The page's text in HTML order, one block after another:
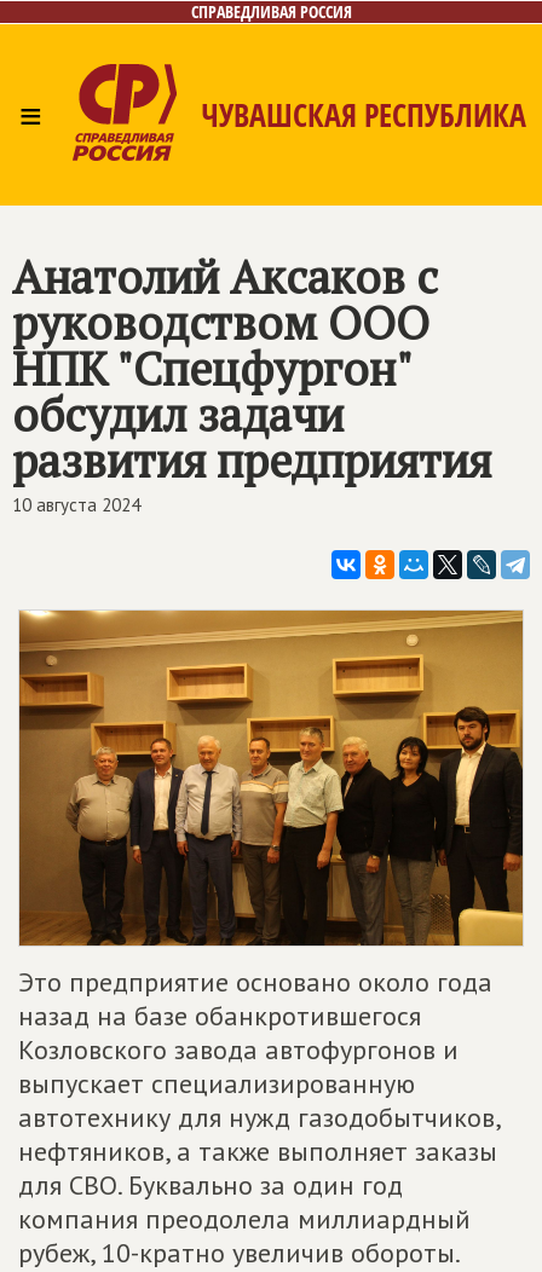
СПРАВЕДЛИВАЯ РОССИЯ
≡ ЧУВАШСКАЯ РЕСПУБЛИКА
Контакты
Анатолий Аксаков с
руководством ООО
НПК "Спецфургон"
обсудил задачи
развития предприятия
10 августа 2024
Это предприятие основано около года
назад на базе обанкротившегося
Козловского завода автофургонов и
выпускает специализированную
автотехнику для нужд газодобытчиков,
нефтяников, а также выполняет заказы
для СВО. Буквально за один год
компания преодолела миллиардный
рубеж, 10-кратно увеличив обороты.